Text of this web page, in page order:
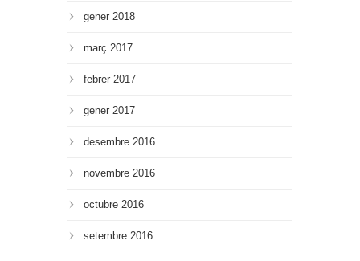
gener 2018
març 2017
febrer 2017
gener 2017
desembre 2016
novembre 2016
octubre 2016
setembre 2016